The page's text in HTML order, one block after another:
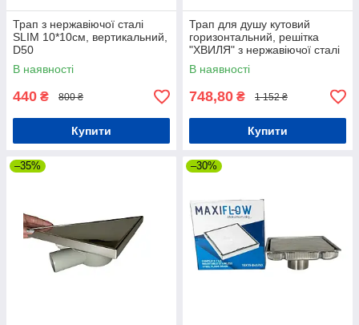
Трап з нержавіючої сталі
SLIM 10*10см, вертикальний,
D50
В наявності
440 ₴ 800 ₴
Купити
Трап для душу кутовий
горизонтальний, решітка
"ХВИЛЯ" з нержавіючої сталі
з гідрозатвором
В наявності
748,80 ₴ 1 152 ₴
Купити
–35% –30%